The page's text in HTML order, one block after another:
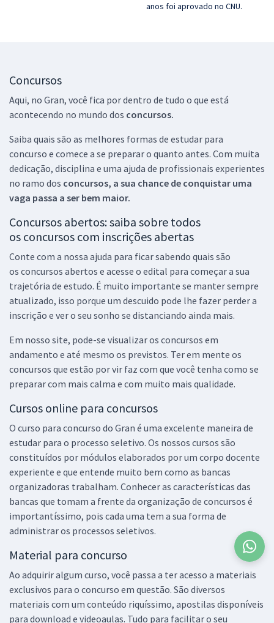
anos foi aprovado no CNU.
Concursos
Aqui, no Gran, você fica por dentro de tudo o que está
acontecendo no mundo dos concursos.
Saiba quais são as melhores formas de estudar para
concurso e comece a se preparar o quanto antes. Com muita
dedicação, disciplina e uma ajuda de profissionais experientes
no ramo dos concursos, a sua chance de conquistar uma
vaga passa a ser bem maior.
Concursos abertos: saiba sobre todos
os concursos com inscrições abertas
Conte com a nossa ajuda para ficar sabendo quais são
os concursos abertos e acesse o edital para começar a sua
trajetória de estudo. É muito importante se manter sempre
atualizado, isso porque um descuido pode lhe fazer perder a
inscrição e ver o seu sonho se distanciando ainda mais.
Em nosso site, pode-se visualizar os concursos em
andamento e até mesmo os previstos. Ter em mente os
concursos que estão por vir faz com que você tenha como se
preparar com mais calma e com muito mais qualidade.
Cursos online para concursos
O curso para concurso do Gran é uma excelente maneira de
estudar para o processo seletivo. Os nossos cursos são
constituídos por módulos elaborados por um corpo docente
experiente e que entende muito bem como as bancas
organizadoras trabalham. Conhecer as características das
bancas que tomam a frente da organização de concursos é
importantíssimo, pois cada uma tem a sua forma de
administrar os processos seletivos.
Material para concurso
Ao adquirir algum curso, você passa a ter acesso a materiais
exclusivos para o concurso em questão. São diversos
materiais com um conteúdo riquíssimo, apostilas disponíveis
para download e videoaulas. Tudo para facilitar o seu